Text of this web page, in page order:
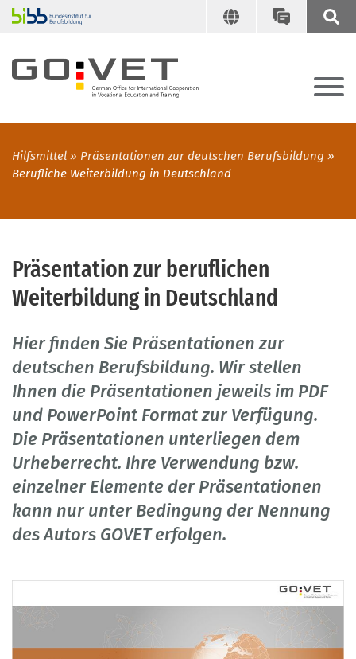
Hilfsmittel
Präsentationen zur deutschen Berufsbildung
Berufliche Weiterbildung in Deutschland
Präsentation zur beruflichen
Weiterbildung in Deutschland
Hier finden Sie Präsentationen zur
deutschen Berufsbildung. Wir stellen
Ihnen die Präsentationen jeweils im PDF
und PowerPoint Format zur Verfügung.
Die Präsentationen unterliegen dem
Urheberrecht. Ihre Verwendung bzw.
einzelner Elemente der Präsentationen
kann nur unter Bedingung der Nennung
des Autors GOVET erfolgen.